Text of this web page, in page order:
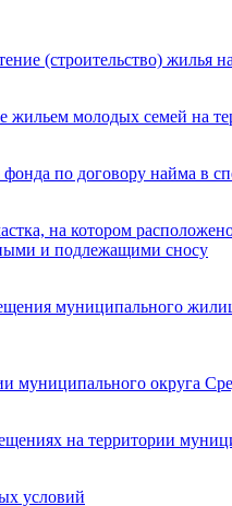
(строительство) жилья
молодых семей на
по договору найма в
на котором
и подлежащими сносу
муниципального
округа
на территории
условий